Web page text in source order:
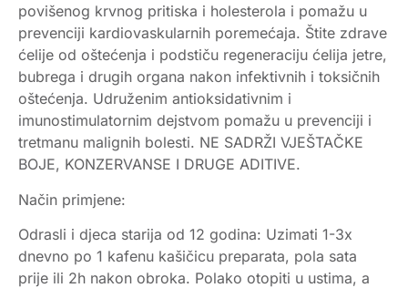
povišenog krvnog pritiska i holesterola i pomažu u
prevenciji kardiovaskularnih poremećaja. Štite zdrave
ćelije od oštećenja i podstiču regeneraciju ćelija jetre,
bubrega i drugih organa nakon infektivnih i toksičnih
oštećenja. Udruženim antioksidativnim i
imunostimulatornim dejstvom pomažu u prevenciji i
tretmanu malignih bolesti. NE SADRŽI VJEŠTAČKE
BOJE, KONZERVANSE I DRUGE ADITIVE.
Način primjene:
Odrasli i djeca starija od 12 godina: Uzimati 1-3x
dnevno po 1 kafenu kašičicu preparata, pola sata
prije ili 2h nakon obroka. Polako otopiti u ustima, a